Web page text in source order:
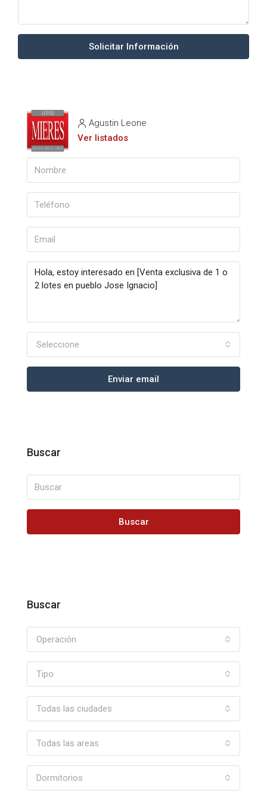
Solicitar Información
Agustin Leone
Ver listados
Seleccione
Enviar email
Buscar
Buscar
Buscar
Operación
Tipo
Todas las ciudades
Todas las areas
Dormitorios